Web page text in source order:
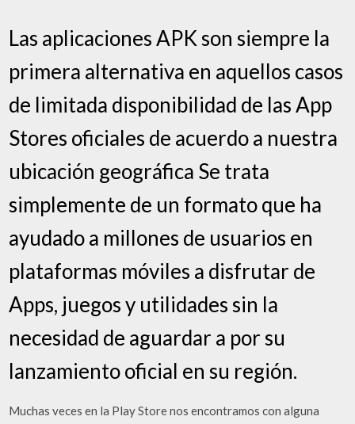
Las aplicaciones APK son siempre la
primera alternativa en aquellos casos
de limitada disponibilidad de las App
Stores oficiales de acuerdo a nuestra
ubicación geográfica Se trata
simplemente de un formato que ha
ayudado a millones de usuarios en
plataformas móviles a disfrutar de
Apps, juegos y utilidades sin la
necesidad de aguardar a por su
lanzamiento oficial en su región.
Muchas veces en la Play Store nos encontramos con alguna